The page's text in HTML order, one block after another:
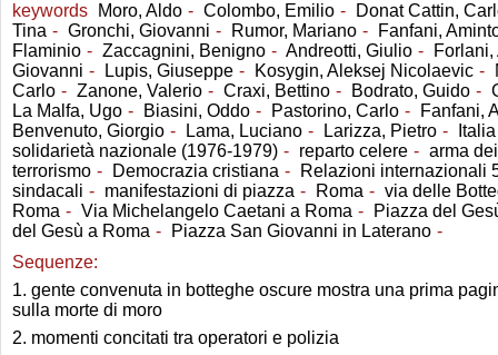
keywords
Moro, Aldo - Colombo, Emilio -
Donat Cattin,
Tina - Gronchi, Giovanni - Rumor, Mariano -
Fanfani,
Flaminio - Zaccagnini, Benigno - Andreotti, Giulio -
Giovanni - Lupis, Giuseppe - Kosygin, Aleksej Nicolaevic -
Carlo - Zanone, Valerio - Craxi, Bettino - Bodrato, Guido -
La Malfa, Ugo - Biasini, Oddo - Pastorino, Carlo -
Fanfani,
Benvenuto, Giorgio - Lama, Luciano - Larizza, Pietro -
solidarietà nazionale (1976-1979) - reparto celere - arma
terrorismo - Democrazia cristiana -
Relazioni internazionali
sindacali - manifestazioni di piazza - Roma - via delle
Roma - Via Michelangelo Caetani a Roma -
Piazza del
del Gesù a Roma - Piazza San Giovanni in Laterano -
Sequenze:
1. gente convenuta in botteghe oscure mostra una prima
sulla morte di moro
2. momenti concitati tra operatori e polizia